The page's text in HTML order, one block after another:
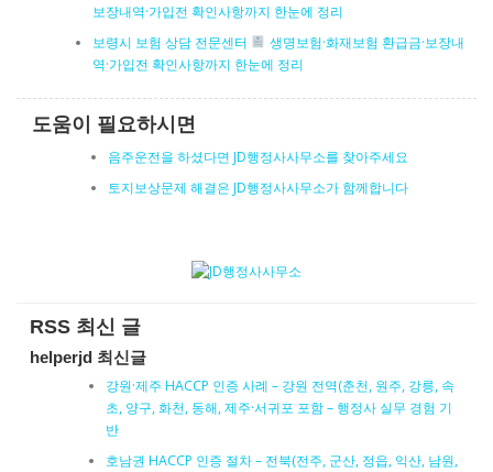
보장내역·가입전 확인사항까지 한눈에 정리
보령시 보험 상담 전문센터
생명보험·화재보험 환급금·보장내
역·가입전 확인사항까지 한눈에 정리
도움이 필요하시면
음주운전을 하셨다면 JD행정사사무소를 찾아주세요
토지보상문제 해결은 JD행정사사무소가 함께합니다
RSS 최신 글
helperjd 최신글
강원·제주 HACCP 인증 사례 – 강원 전역(춘천, 원주, 강릉, 속
초, 양구, 화천, 동해, 제주·서귀포 포함 – 행정사 실무 경험 기
반
호남권 HACCP 인증 절차 – 전북(전주, 군산, 정읍, 익산, 남원,